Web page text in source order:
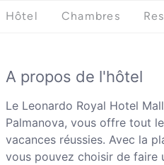
Hôtel Chambres
A propos de l'hôtel
Le Leonardo Royal Hotel
Palmanova, vous offre tout
vacances réussies. Avec la
vous pouvez choisir de faire